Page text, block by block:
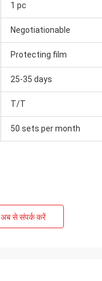
1 pc
Negotiationable
Protecting film
25-35 days
T/T
50 sets per month
अब से संपर्क करें